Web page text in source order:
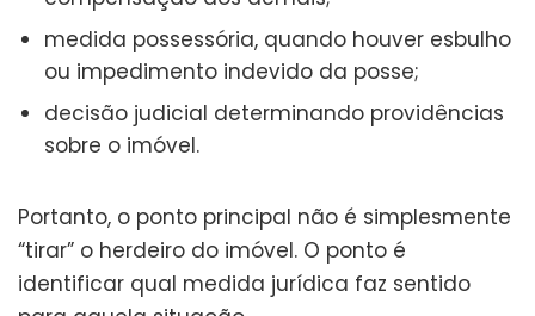
medida possessória, quando houver esbulho
ou impedimento indevido da posse;
decisão judicial determinando providências
sobre o imóvel.
Portanto, o ponto principal não é simplesmente
“tirar” o herdeiro do imóvel. O ponto é
identificar qual medida jurídica faz sentido